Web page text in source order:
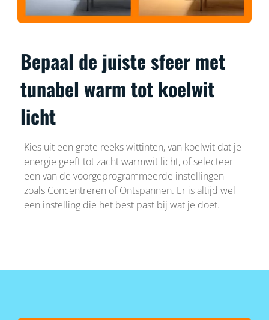
Bepaal de juiste sfeer met
tunabel warm tot koelwit
licht
Kies uit een grote reeks wittinten, van koelwit dat je
energie geeft tot zacht warmwit licht, of selecteer
een van de voorgeprogrammeerde instellingen
zoals Concentreren of Ontspannen. Er is altijd wel
een instelling die het best past bij wat je doet.